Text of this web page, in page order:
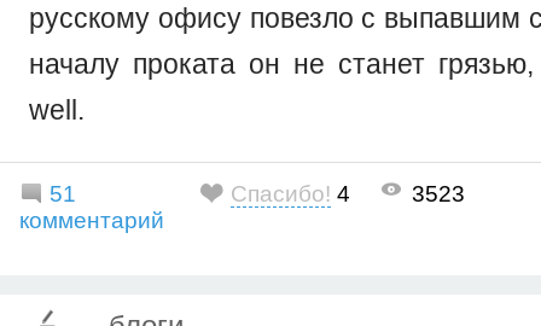
русскому офису повезло с выпавшим
началу проката он не станет
well.
51
комментарий
Спасибо! 4 3523